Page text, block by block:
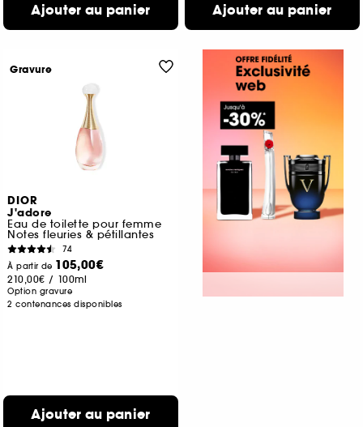
Ajouter au panier Ajouter au panier
DIOR
J'adore
Eau de toilette pour femme
Notes fleuries & pétillantes
74
À partir de 105,00€
210,00€ / 100ml
Option gravure
2 contenances disponibles
Ajouter au panier
Gravure